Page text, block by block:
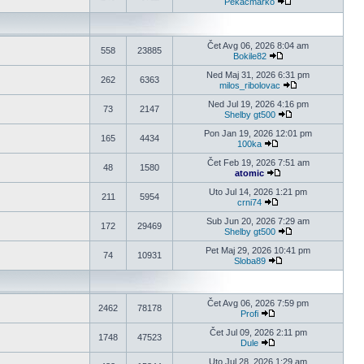
558 23885
Čet Avg 06, 2026 8:04 am
Bokile82
Pogledaj poslednji
262 6363
Ned Maj 31, 2026 6:31 pm
milos_ribolovac
Pogledaj
73 2147
Ned Jul 19, 2026 4:16 pm
Shelby gt500
Pogledaj
165 4434
Pon Jan 19, 2026 12:01 pm
100ka
Pogledaj poslednji
48 1580
Čet Feb 19, 2026 7:51 am
atomic
Pogledaj poslednji
211 5954
Uto Jul 14, 2026 1:21 pm
crni74
Pogledaj poslednji
172 29469
Sub Jun 20, 2026 7:29 am
Shelby gt500
Pogledaj
74 10931
Pet Maj 29, 2026 10:41 pm
Sloba89
Pogledaj poslednji
2462 78178
Čet Avg 06, 2026 7:59 pm
Profi
Pogledaj poslednji post
1748 47523
Čet Jul 09, 2026 2:11 pm
Dule
Pogledaj poslednji post
Uto Jul 28, 2026 1:29 am